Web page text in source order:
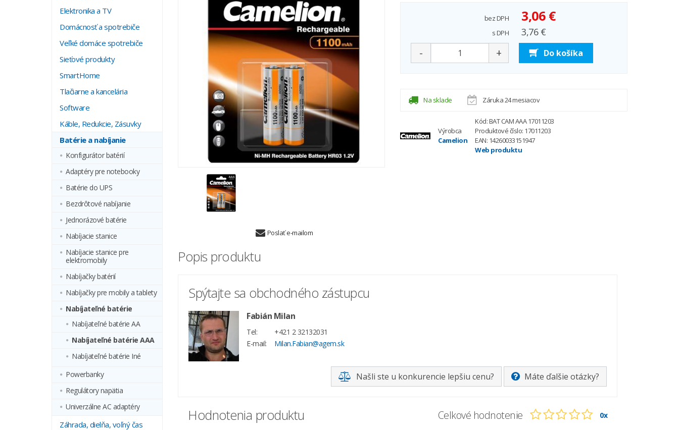
Elektronika a TV
Domácnosť a spotrebiče
Veľké domáce spotrebiče
Sieťové produkty
SmartHome
Tlačiarne a kancelária
Software
Káble, Redukcie, Zásuvky
Batérie a nabíjanie
Konfigurátor batérií
Adaptéry pre notebooky
Batérie do UPS
Bezdrôtové nabíjanie
Jednorázové batérie
Nabíjacie stanice
Nabíjacie stanice pre
elektromobily
Nabíjačky batérií
Nabíjačky pre mobily a tablety
Nabíjateľné batérie
Nabíjateľné batérie AA
Nabíjateľné batérie AAA
Nabíjateľné batérie Iné
Powerbanky
Regulátory napätia
Univerzálne AC adaptéry
Záhrada, dielňa, voľný čas
Poslať e-mailom
bez DPH 3,06 €
s DPH 3,76 €
- + Do košíka
Na sklade Záruka 24 mesiacov
Výrobca
Camelion
Kód: BAT CAM AAA 17011203
Produktové číslo: 17011203
EAN: 14260033151947
Web produktu
Popis produktu
Spýtajte sa obchodného zástupcu
Fabián Milan
Tel:
+421 2 32132031
E-mail:
Milan.Fabian@agem.sk
Našli ste u konkurencie lepšiu cenu? Máte ďalšie otázky?
Hodnotenia produktu Celkové hodnotenie 0x